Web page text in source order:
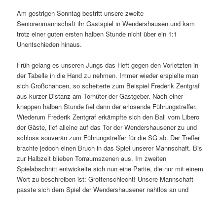
Am gestrigen Sonntag bestritt unsere zweite
Seniorenmannschaft ihr Gastspiel in Wendershausen und kam
trotz einer guten ersten halben Stunde nicht über ein 1:1
Unentschieden hinaus.
Früh gelang es unseren Jungs das Heft gegen den Vorletzten in
der Tabelle in die Hand zu nehmen. Immer wieder erspielte man
sich Großchancen, so scheiterte zum Beispiel Frederik Zentgraf
aus kurzer Distanz am Torhüter der Gastgeber. Nach einer
knappen halben Stunde fiel dann der erlösende Führungstreffer.
Wiederum Frederik Zentgraf erkämpfte sich den Ball vom Libero
der Gäste, lief alleine auf das Tor der Wendershausener zu und
schloss souverän zum Führungstreffer für die SG ab. Der Treffer
brachte jedoch einen Bruch in das Spiel unserer Mannschaft. Bis
zur Halbzeit blieben Torraumszenen aus. Im zweiten
Spielabschnitt entwickelte sich nun eine Partie, die nur mit einem
Wort zu beschreiben ist: Grottenschlecht! Unsere Mannschaft
passte sich dem Spiel der Wendershausener nahtlos an und